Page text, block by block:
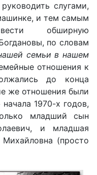
слугами,
и тем самым
обширную
по словам
семьи в нашем
отношения к
до конца
же отношения были
1970-х годов,
младший сын
и младшая
(просто